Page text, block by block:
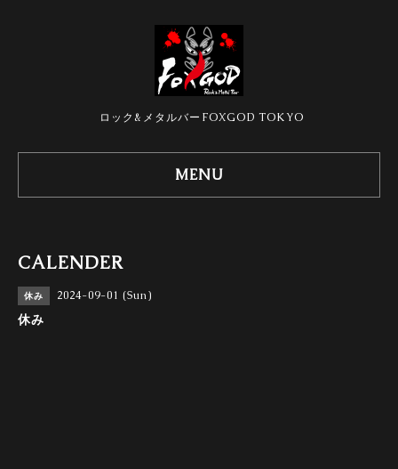
ロック&メタルバーFOXGOD TOKYO
MENU
CALENDER
休み 2024-09-01 (Sun)
休み